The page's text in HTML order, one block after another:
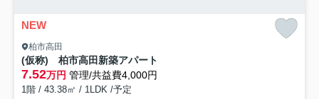
NEW
柏市高田
(仮称) 柏市高田新築アパート
7.52万円 管理/共益費4,000円
1階 / 43.38㎡ / 1LDK /予定